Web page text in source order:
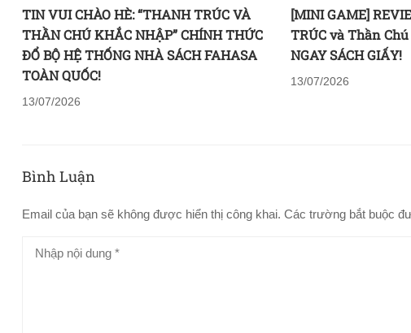
TIN VUI CHÀO HÈ: “THANH TRÚC VÀ
THẦN CHÚ KHẮC NHẬP” CHÍNH THỨC
ĐỔ BỘ HỆ THỐNG NHÀ SÁCH FAHASA
TOÀN QUỐC!
13/07/2026
[MINI GAME]
TRÚC và Thần
NGAY SÁCH GIẤY!
13/07/2026
Bình Luận
Email của bạn sẽ không được hiển thị công khai. Các trường bắt buộc